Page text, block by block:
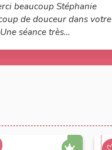
beaucoup Stéphanie
de douceur dans votre
séance très